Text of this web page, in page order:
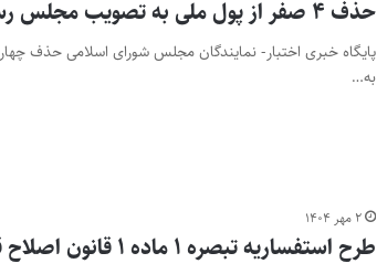
حذف ۴ صفر از پول ملی به تصویب مجلس رسید
پایگاه خبری اختبار- نمایندگان مجلس شورای اسلامی حذف
به…
۲ مهر ۱۴۰۴
طرح استفساریه تبصره ۱ ماده ۱ قانون اصلاح قانون حفظ کاربری اراضی و باغ‌ها